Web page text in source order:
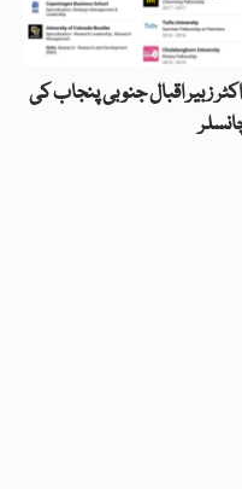
زبیر اقبال جنوبی پنجاب کی